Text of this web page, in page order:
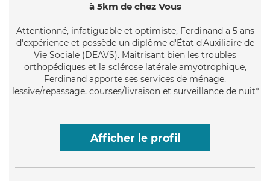
à 5km de chez Vous
Attentionné, infatiguable et optimiste, Ferdinand a 5 ans
d'expérience et possède un diplôme d'État d'Auxiliaire de
Vie Sociale (DEAVS). Maitrisant bien les troubles
orthopédiques et la sclérose latérale amyotrophique,
Ferdinand apporte ses services de ménage,
lessive/repassage, courses/livraison et surveillance de nuit*
Afficher le profil